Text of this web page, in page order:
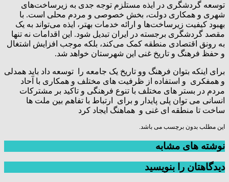
توسعه گردشگری در ایذه مستلزم توجه جدی به زیرساخت‌های
شهری و همکاری دولت، بخش خصوصی و مردم محلی است. با
بهبود کیفیت زیرساخت‌ها و ارائه خدمات بهتر، ایذه می‌تواند به یک
مقصد گردشگری برجسته در ایران تبدیل شود. این اقدامات نه تنها
به رونق اقتصادی منطقه کمک می‌کند، بلکه موجب افزایش اشتغال
و حفظ فرهنگ و تاریخ غنی این شهرستان خواهد شد.
برای اینکه بتوان فرهنگ وو تاریخ یک جامعه را توسعه داد باید همدلی
و همفکری و استفاده از ظرفیت های مختلف و همکاری با آحاد
مردم در بستر های مختلف با تنوع فرهنگی و تاکید بر مشترکات
انسانی می توان پلی پایدار و برای ارتباط با تفاهم بین ملت ها
ساخت تا منطقه ای غنی و هماهنگ ایجاد کرد
این مطلب بدون برچسب می باشد.
نوشته های مشابه
دیدگاهتان را بنویسید